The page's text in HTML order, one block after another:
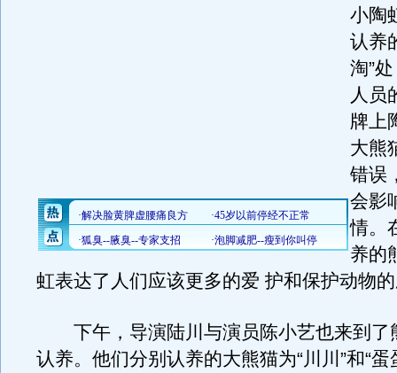
小陶
认养
淘”
人员
牌上
大熊
错误
会影
情。
养的
虹表达了人们应该更多的爱 护和保护动物
下午，导演陆川与演员陈小艺也来到了
认养。他们分别认养的大熊猫为“川川”和“蛋